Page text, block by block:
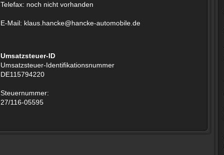
Telefax: noch nicht vorhanden
E-Mail: klaus.hancke@hancke-automobile.de
Umsatzsteuer-ID
Umsatzsteuer-Identifikationsnummer
DE115794220
Steuernummer:
27/116-05595